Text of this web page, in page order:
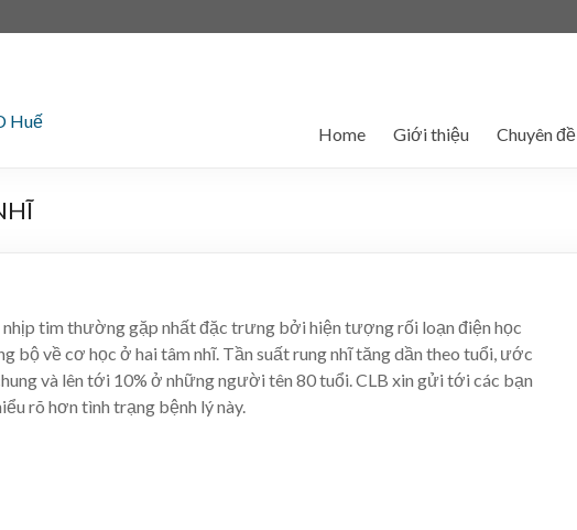
Huế
Home Giới thiệu Chuyên đề
nhịp tim thường gặp nhất đặc trưng bởi hiện tượng rối loạn điện học
bộ về cơ học ở hai tâm nhĩ. Tần suất rung nhĩ tăng dần theo tuổi, ước
và lên tới 10% ở những người tên 80 tuổi. CLB xin gửi tới các bạn
rõ hơn tình trạng bệnh lý này.